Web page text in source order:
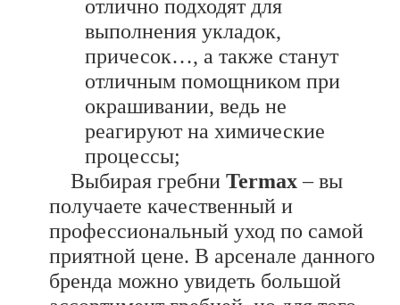
отлично подходят для
выполнения укладок,
причесок…, а также станут
отличным помощником при
окрашивании, ведь не
реагируют на химические
процессы;
Выбирая гребни Termax– вы
получаете качественный и
профессиональный уход по самой
приятной цене. В арсенале данного
бренда можно увидеть большой